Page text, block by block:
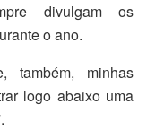
divulgam os
o ano.
também, minhas
logo abaixo uma